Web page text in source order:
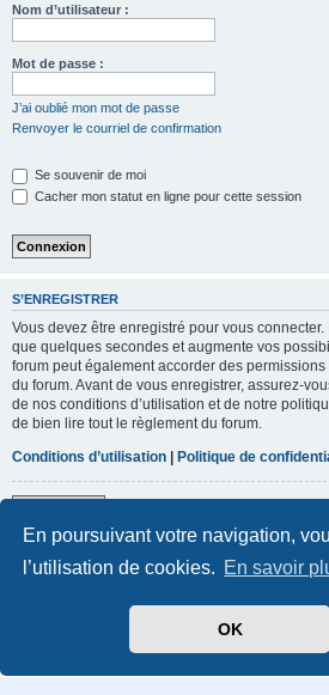
En poursuivant votre navigation,
l’utilisation de cookies. En savoir
OK
Nom d’utilisateur :
Mot de passe :
J’ai oublié mon mot de passe
Renvoyer le courriel de confirmation
Se souvenir de moi
Cacher mon statut en ligne pour cette session
S’ENREGISTRER
Vous devez être enregistré pour vous connecter.
que quelques secondes et augmente vos
forum peut également accorder des
du forum. Avant de vous enregistrer, assurez-
de nos conditions d’utilisation et de notre
de bien lire tout le règlement du forum.
Conditions d’utilisation | Politique de
Accueil Index du forum
Développé par
® Forum
Traduit par
Confidentialité|